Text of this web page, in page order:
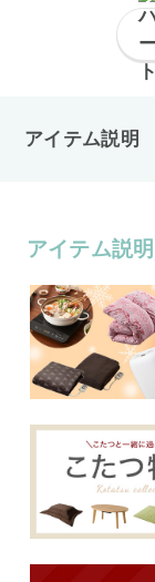
アイテム説明
アイテム説明